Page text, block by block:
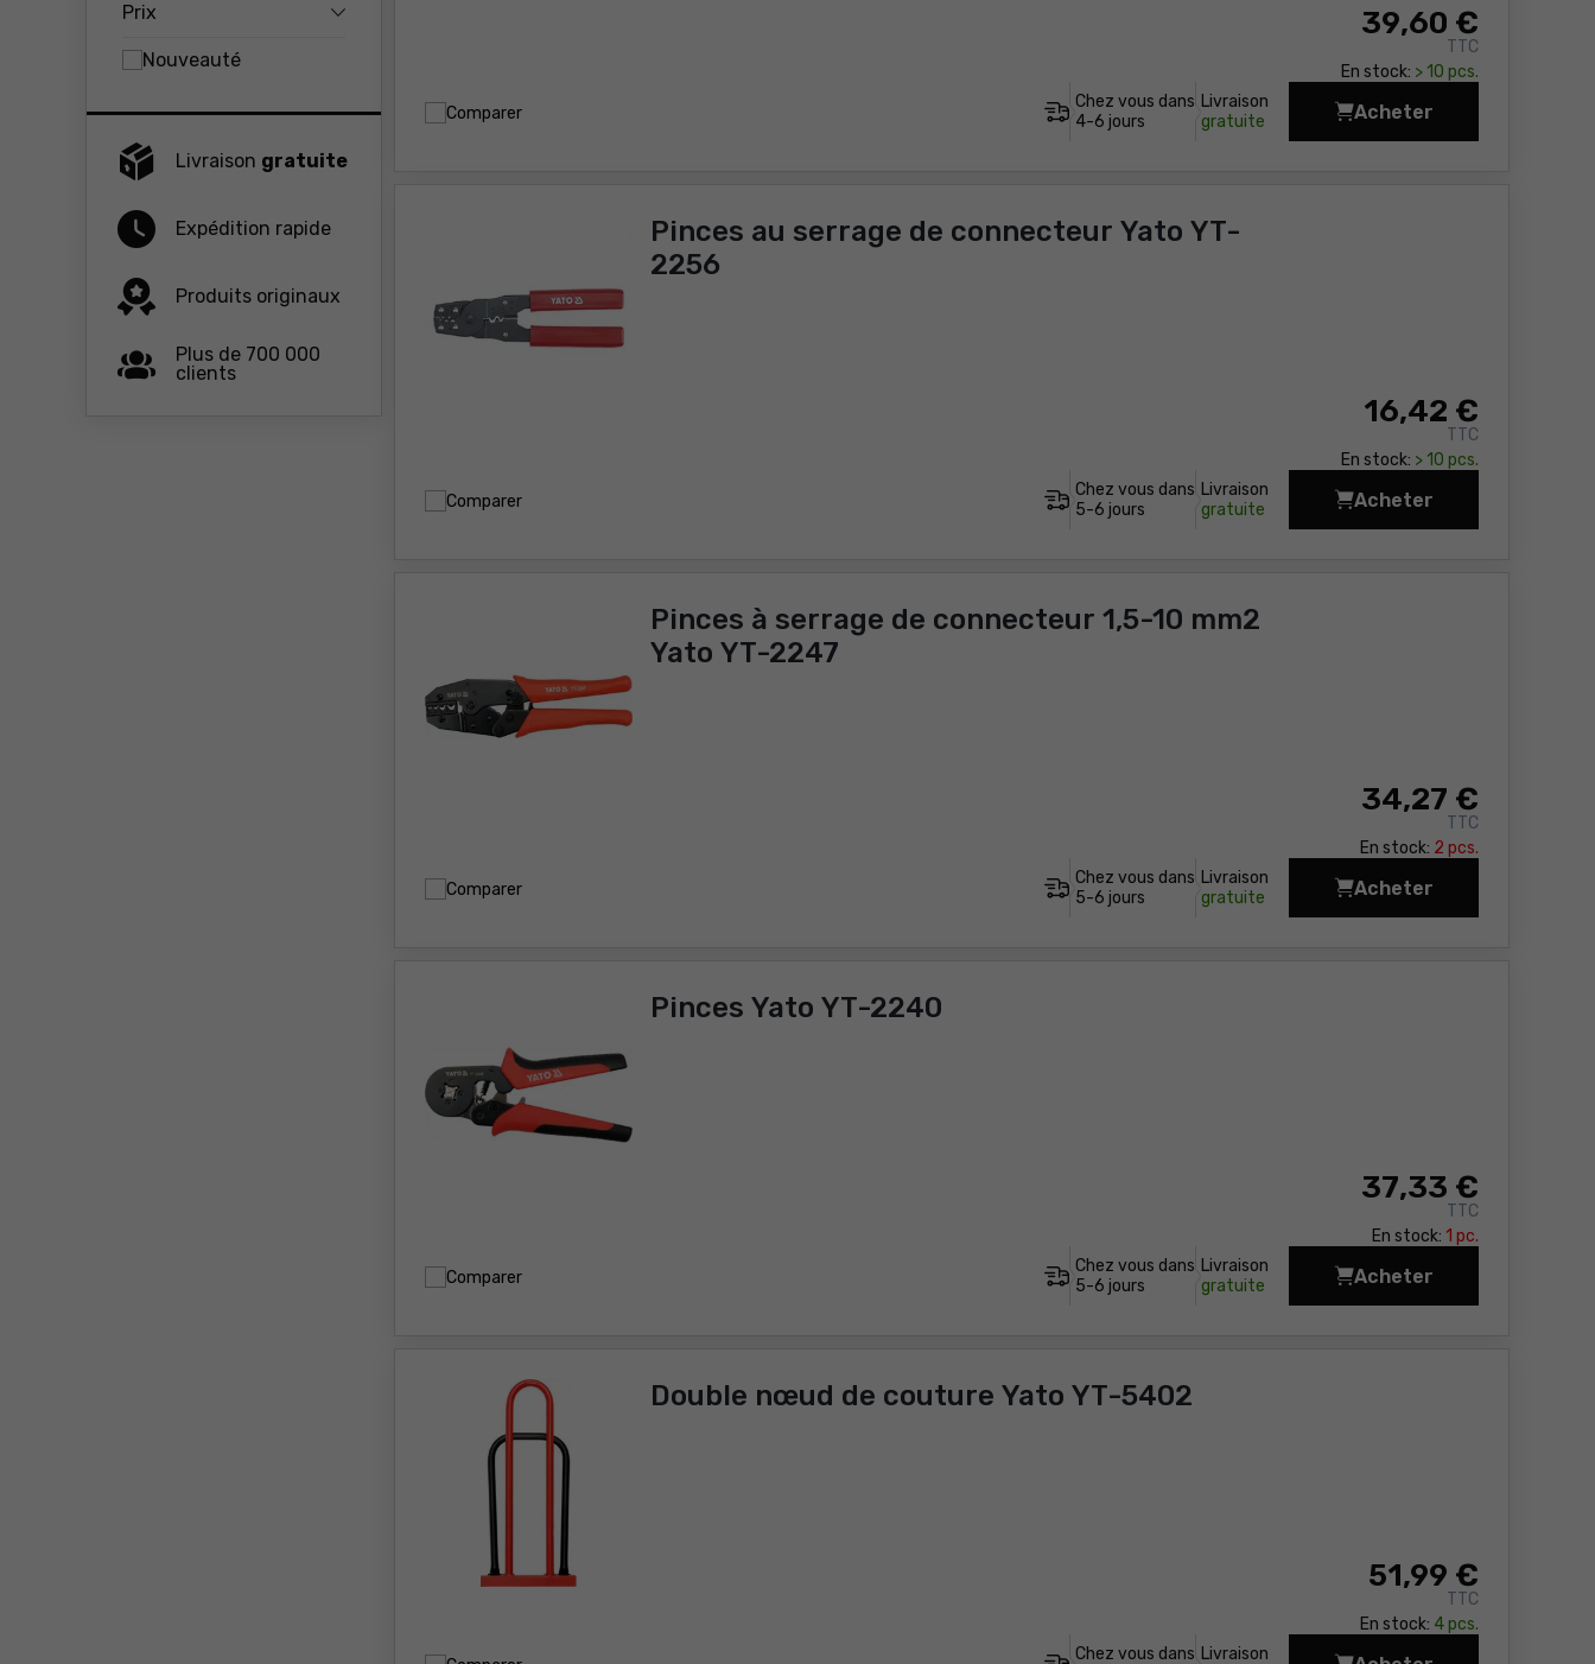
Prix
Nouveauté
Livraison gratuite
Expédition rapide
Produits originaux
Plus de 700 000
clients
39,60 €
TTC
En stock: > 10 pcs.
Comparer
Chez vous dans
4-6 jours
Livraison
gratuite
Acheter
Pince à sertir Neo
Pinces au serrage de connecteur Yato YT-
2256
16,42 €
TTC
En stock: > 10 pcs.
Comparer
Chez vous dans
5-6 jours
Livraison
gratuite
Acheter
Pinces au serrage
Pinces à serrage de connecteur 1,5-10 mm2
Yato YT-2247
34,27 €
TTC
En stock: 2 pcs.
Comparer
Chez vous dans
5-6 jours
Livraison
gratuite
Acheter
Pinces à serrage de
Pinces Yato YT-2240
37,33 €
TTC
En stock: 1 pc.
Comparer
Chez vous dans
5-6 jours
Livraison
gratuite
Acheter
Pinces Yato YT-2240
Double nœud de couture Yato YT-5402
51,99 €
TTC
En stock: 4 pcs.
Chez vous dans Livraison